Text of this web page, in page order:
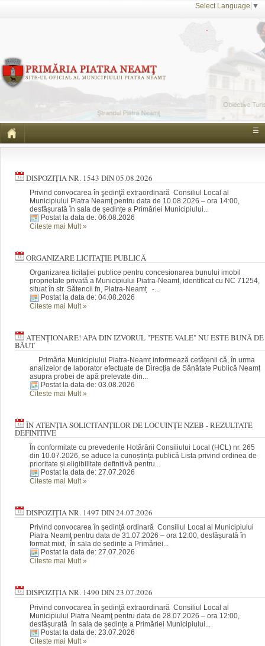
Select Language ▼
☰
DISPOZIȚIA NR. 1543 DIN 05.08.2026
Privind convocarea în şedinţă extraordinară Consiliul Local al
Municipiului Piatra Neamţ pentru data de 10.08.2026 – ora 14:00,
desfășurată în sala de ședințe a Primăriei Municipiului...
Postat la data de: 06.08.2026
Citeste mai Mult»
ORGANIZARE LICITAȚIE PUBLICĂ
Organizarea licitației publice pentru concesionarea bunului imobil
proprietate privată a Municipiului Piatra-Neamț, identificat cu NC 71254,
situat în str. Sătencii fn, Piatra-Neamț -...
Postat la data de: 04.08.2026
Citeste mai Mult»
ATENȚIONARE! APA DIN IZVORUL "PESTE VALE" NU ESTE BUNĂ DE
BĂUT
Primăria Municipiului Piatra-Neamț informează cetățenii că, în urma
analizelor de laborator efectuate de Direcția de Sănătate Publică Neamț
asupra probei de apă prelevate din...
Postat la data de: 03.08.2026
Citeste mai Mult»
ÎN ATENȚIA SOLICITANȚILOR DE LOCUINȚE NZEB - REZULTATE
DEFINITIVE
În conformitate cu prevederile Hotărârii Consiliului Local (HCL) nr. 265
din 10.07.2026, se aduce la cunoștința publică Lista privind ordinea de
prioritate și eligibilitate definitivă pentru...
Postat la data de: 27.07.2026
Citeste mai Mult»
DISPOZIȚIA NR. 1497 DIN 24.07.2026
Privind convocarea în şedinţă ordinară Consiliul Local al Municipiului
Piatra Neamţ pentru data de 31.07.2026 – ora 12:00, desfășurată în
format mixt, în sala de ședințe a Primăriei...
Postat la data de: 27.07.2026
Citeste mai Mult»
DISPOZIȚIA NR. 1490 DIN 23.07.2026
Privind convocarea în şedinţă extraordinară Consiliul Local al
Municipiului Piatra Neamţ pentru data de 28.07.2026 – ora 12:00,
desfășurată în sala de ședințe a Primăriei Municipiului...
Postat la data de: 23.07.2026
Citeste mai Mult »